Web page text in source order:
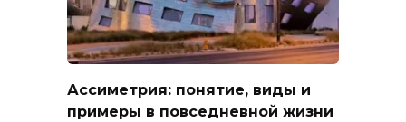
Ассиметрия: понятие, виды и
примеры в повседневной жизни